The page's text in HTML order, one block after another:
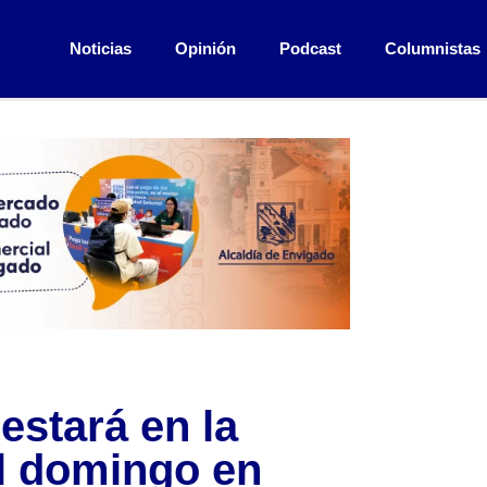
Noticias Opinión Podcast Columnistas
en la
domingo en